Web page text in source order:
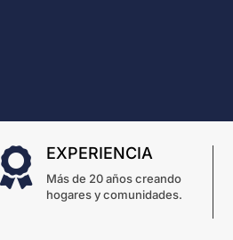
 EXPERIENCIA
Más de 20 años creando
hogares y comunidades.